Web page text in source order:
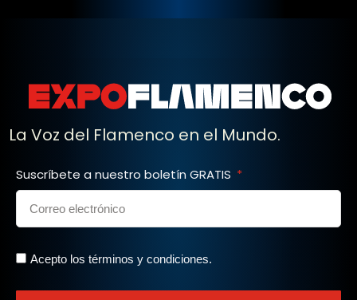
La Voz del Flamenco en el Mundo.
Suscríbete a nuestro boletín GRATIS
Acepto los términos y condiciones.